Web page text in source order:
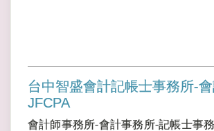
台中智盛會計記帳士事務所-
JFCPA
會計師事務所-會計事務所-記帳士事